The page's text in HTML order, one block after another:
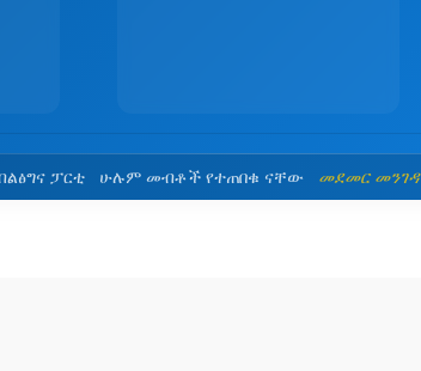
ፓርቲ ሁሉም መብቶች የተጠበቁ ናቸው መደመር